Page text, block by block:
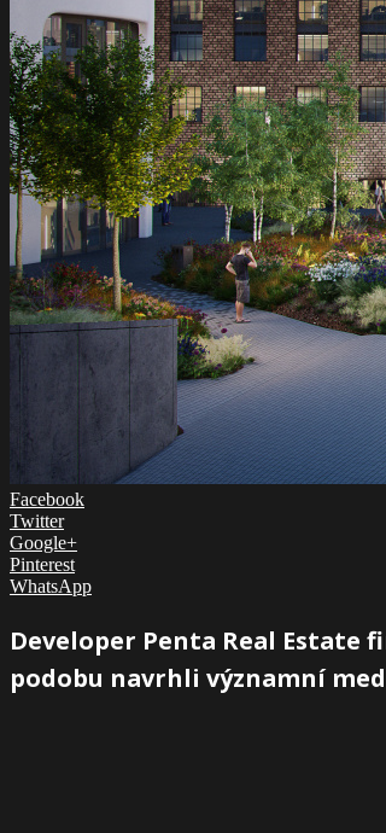
Facebook
Twitter
Google+
Pinterest
WhatsApp
Developer Penta Real
podobu navrhli významní